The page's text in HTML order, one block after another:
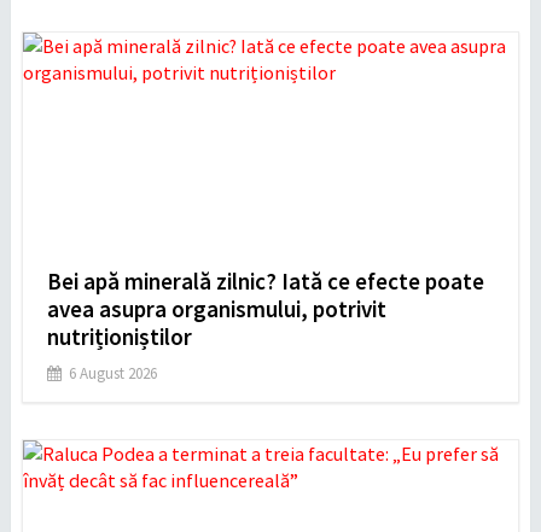
Bei apă minerală zilnic? Iată ce efecte poate
avea asupra organismului, potrivit
nutriționiștilor
6 August 2026